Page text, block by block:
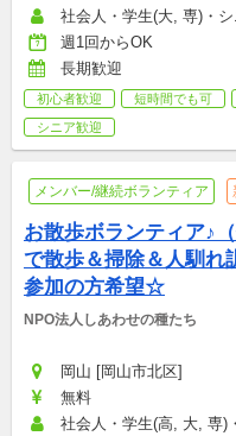
社会人・学生(大, 専)・
週1回からOK
長期歓迎
初心者歓迎 短時間でも可
シニア歓迎
メンバー/継続ボランティア
お散歩ボランティア♪
で散歩＆掃除＆人馴れ
参加の方希望☆
NPO法人しあわせの種たち
岡山 [岡山市北区]
無料
社会人・学生(高, 大, 専)